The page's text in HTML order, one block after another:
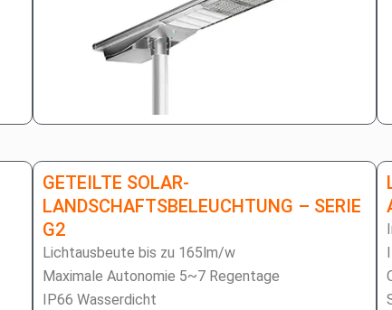
GETEILTE SOLAR-
LANDSCHAFTSBELEUCHTUNG – SERIE
G2
Lichtausbeute bis zu 165lm/w
Maximale Autonomie 5~7 Regentage
IP66 Wasserdicht